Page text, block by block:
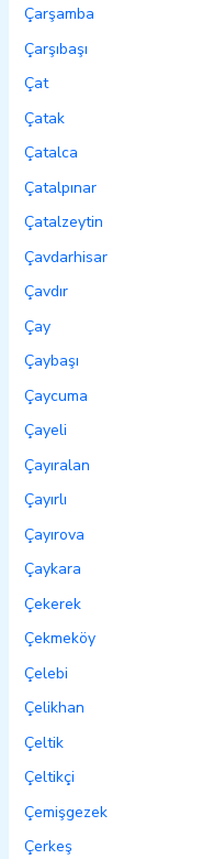
Çarşamba
Çarşıbaşı
Çat
Çatak
Çatalca
Çatalpınar
Çatalzeytin
Çavdarhisar
Çavdır
Çay
Çaybaşı
Çaycuma
Çayeli
Çayıralan
Çayırlı
Çayırova
Çaykara
Çekerek
Çekmeköy
Çelebi
Çelikhan
Çeltik
Çeltikçi
Çemişgezek
Çerkeş